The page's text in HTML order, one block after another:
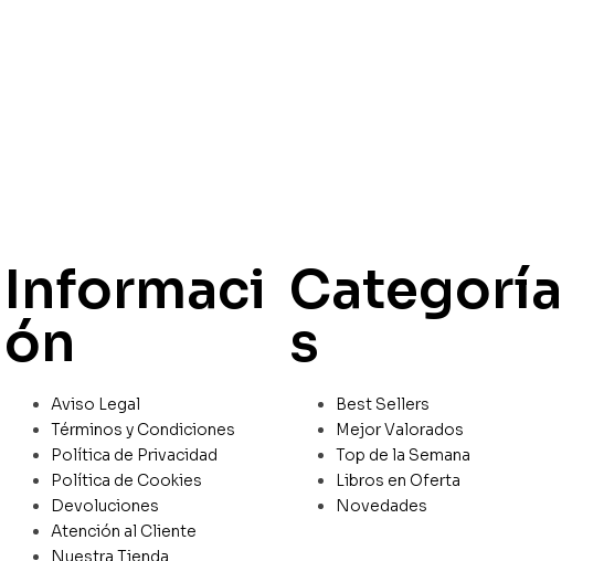
Informaci
ón
Aviso Legal
Términos y Condiciones
Política de Privacidad
Política de Cookies
Devoluciones
Atención al Cliente
Nuestra Tienda
Categoría
s
Best Sellers
Mejor Valorados
Top de la Semana
Libros en Oferta
Novedades